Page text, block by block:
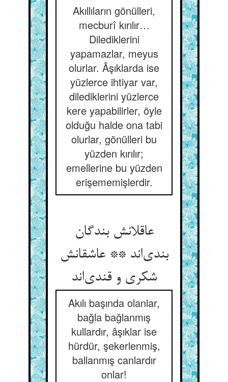
Akıllıların gönülleri,
mecburî kırılır…
Dilediklerini
yapamazlar, meyus
olurlar. Âşıklarda ise
yüzlerce ihtiyar var,
dilediklerini yüzlerce
kere yapabilirler, öyle
olduğu halde ona tabi
olurlar, gönülleri bu
yüzden kırılır;
emellerine bu yüzden
erişememişlerdir.
عاقلانش بندگان
بندی‌اند ** عاشقانش
شکری و قندی‌اند
Akılı başında olanlar,
bağla bağlanmış
kullardır, âşıklar ise
hürdür, şekerlenmiş,
ballanmış canlardır
onlar!